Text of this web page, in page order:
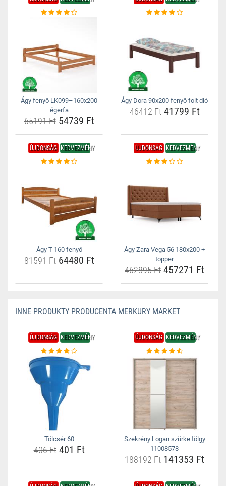
Ágy fenyő LK099–160x200
égerfa
65191 Ft54739 Ft
Ágy Dora 90x200 fenyő folt dió
46412 Ft41799 Ft
ÚJDONSÁG KEDVEZMÉNY
Ágy T 160 fenyő
81591 Ft64480 Ft
ÚJDONSÁG KEDVEZMÉNY
Ágy Zara Vega 56 180x200 +
topper
462895 Ft 457271 Ft
INNE PRODUKTY PRODUCENTA MERKURY MARKET
ÚJDONSÁG KEDVEZMÉNY
Tölcsér 60
406 Ft401 Ft
ÚJDONSÁG KEDVEZMÉNY
Szekrény Logan szürke tölgy
11008578
188192 Ft 141353 Ft